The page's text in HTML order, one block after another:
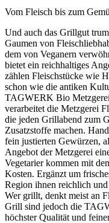
Vom Fleisch bis zum
Und auch das Grillgut
Gaumen von
dem von Veganern
bietet ein reichhaltiges
zählen Fleischstücke wie
schon wie die antiken
TAGWERK Bio Metzgerei
verarbeitet die Metzgerei
die jeden Grillabend zum
Zusatzstoffe machen.
fein justierten Gewürzen,
Angebot der Metzgerei
Vegetarier kommen mit
Kosten. Ergänzt um
Region ihnen reichlich
Wer grillt, denkt meist an
Grill sind jedoch die
höchster Qualität und